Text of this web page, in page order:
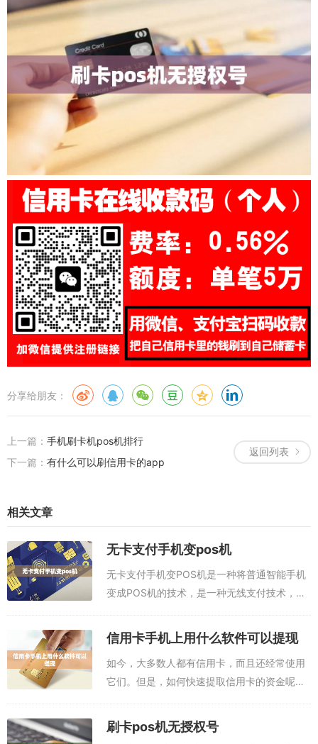
分享给朋友：
返回列表
上一篇： 手机刷卡机pos机排行
下一篇： 有什么可以刷信用卡的app
相关文章
无卡支付手机变pos机
无卡支付手机变POS机是一种将普通智能手机
变成POS机的技术，是一种无线支付技术，可
机，使支付更快捷，更便捷，更安全。本文推
荐刷信用卡app，任选其一即可：第一...
信用卡手机上用什么软件可以提现
如今，大多数人都有信用卡，而且还经常使用
它们。但是，如何快速提取信用卡的资金呢？
文推荐刷信用卡app，任选其一即可：第一款
刷卡软件APP☞点此注册下载刷卡app...
刷卡pos机无授权号